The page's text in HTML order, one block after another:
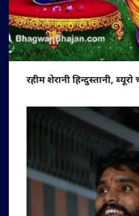
रहीम शेरानी हिन्दुस्तानी,